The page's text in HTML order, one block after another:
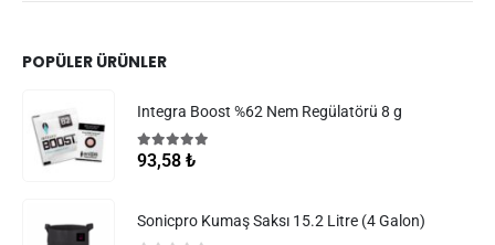
POPÜLER ÜRÜNLER
Integra Boost %62 Nem Regülatörü 8 g
5.005 üzerinden
93,58 ₺
Sonicpro Kumaş Saksı 15.2 Litre (4 Galon)